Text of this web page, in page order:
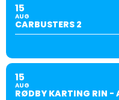
15
AUG
CARBUSTERS 2
15
AUG
RØDBY KARTING RIN -